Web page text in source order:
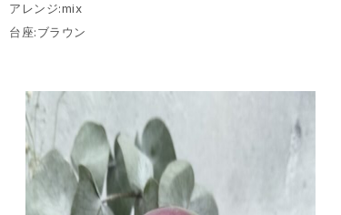
アレンジ:mix
台座:ブラウン